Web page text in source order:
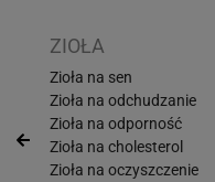
ZIOŁA
Zioła na sen
Zioła na odchudzanie
Zioła na odporność
Zioła na cholesterol
Zioła na oczyszczenie